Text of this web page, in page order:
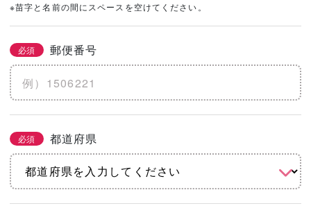
※苗字と名前の間にスペースを空けてください。
必須 郵便番号
必須 都道府県